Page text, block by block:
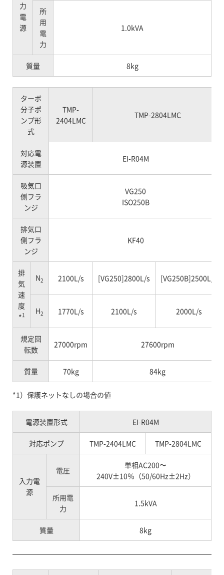
力
電
源
所
用
電
力
1.0kVA
質量 8kg
ターボ
分子ポ
ンプ形
式
TMP-
2404LMC
TMP-2804LMC
対応電
源装置
EI-R04M
吸気口
側フラ
ンジ
VG250
ISO250B
排気口
側フラ
ンジ
KF40
排
気
速
度
*1
N2 2100L/s [VG250]2800L/s [VG250B]2500L/s
H2 1770L/s 2100L/s 2000L/s
規定回
転数
27000rpm 27600rpm
質量 70kg 84kg
*1）保護ネットなしの場合の値
電源装置形式 EI-R04M
対応ポンプ TMP-2404LMC TMP-2804LMC
入力電
源
電圧
単相AC200〜
240V±10％（50/60Hz±2Hz）
所用電
力
1.5kVA
質量 8kg